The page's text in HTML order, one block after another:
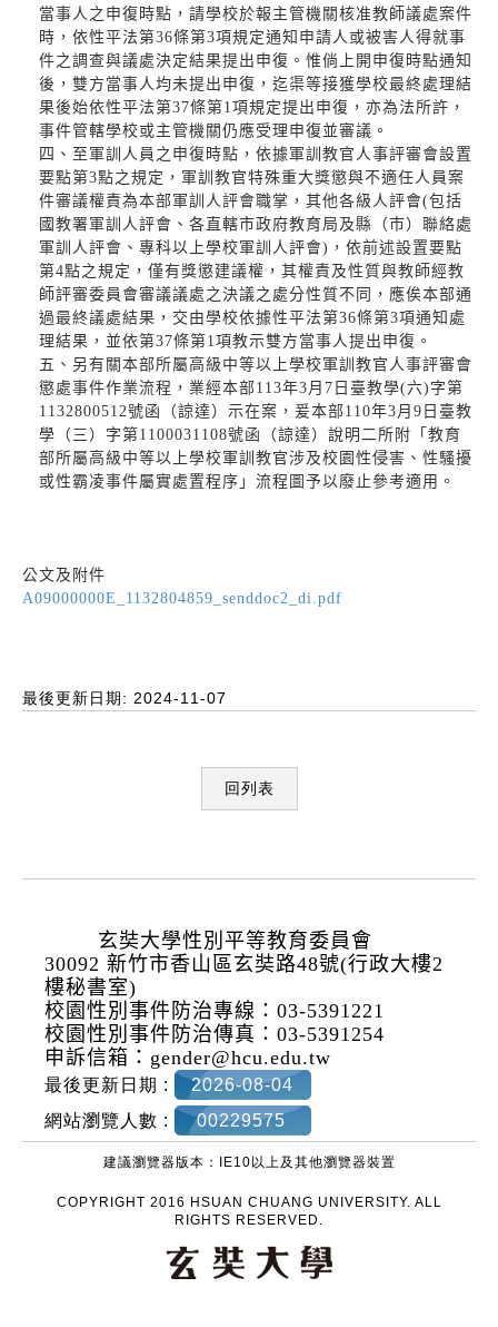
當事人之申復時點，請學校於報主管機關核准教師議處案件
時，依性平法第36條第3項規定通知申請人或被害人得就事
件之調查與議處決定結果提出申復。惟倘上開申復時點通知
後，雙方當事人均未提出申復，迄渠等接獲學校最終處理結
果後始依性平法第37條第1項規定提出申復，亦為法所許，
事件管轄學校或主管機關仍應受理申復並審議。
四、至軍訓人員之申復時點，依據軍訓教官人事評審會設置
要點第3點之規定，軍訓教官特殊重大獎懲與不適任人員案
件審議權責為本部軍訓人評會職掌，其他各級人評會(包括
國教署軍訓人評會、各直轄市政府教育局及縣（市）聯絡處
軍訓人評會、專科以上學校軍訓人評會)，依前述設置要點
第4點之規定，僅有獎懲建議權，其權責及性質與教師經教
師評審委員會審議議處之決議之處分性質不同，應俟本部通
過最終議處結果，交由學校依據性平法第36條第3項通知處
理結果，並依第37條第1項教示雙方當事人提出申復。
五、另有關本部所屬高級中等以上學校軍訓教官人事評審會
懲處事件作業流程，業經本部113年3月7日臺教學(六)字第
1132800512號函（諒達）示在案，爰本部110年3月9日臺教
學（三）字第1100031108號函（諒達）說明二所附「教育
部所屬高級中等以上學校軍訓教官涉及校園性侵害、性騷擾
或性霸凌事件屬實處置程序」流程圖予以廢止參考適用。
公文及附件
A09000000E_1132804859_senddoc2_di.pdf
最後更新日期: 2024-11-07
回列表
玄奘大學性別平等教育委員會
30092 新竹市香山區玄奘路48號(行政大樓2
樓秘書室)
校園性別事件防治專線：03-5391221
校園性別事件防治傳真：03-5391254
申訴信箱： gender@hcu.edu.tw
最後更新日期 :
2026-08-04
網站瀏覽人數 :
00229575
建議瀏覽器版本：IE10以上及其他瀏覽器裝置
COPYRIGHT 2016 HSUAN CHUANG UNIVERSITY. ALL
RIGHTS RESERVED.